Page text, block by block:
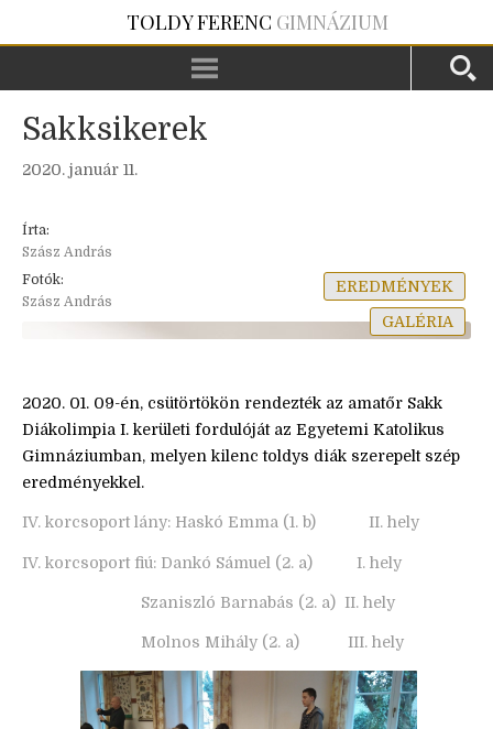
TOLDY FERENC GIMNÁZIUM
Sakksikerek
2020. január 11.
Írta:
Szász András
Fotók:
Szász András
EREDMÉNYEK
GALÉRIA
2020. 01. 09-én, csütörtökön rendezték az amatőr Sakk
Diákolimpia I. kerületi fordulóját az Egyetemi Katolikus
Gimnáziumban, melyen kilenc toldys diák szerepelt szép
eredményekkel.
IV. korcsoport lány: Haskó Emma (1. b) II. hely
IV. korcsoport fiú: Dankó Sámuel (2. a) I. hely
Szaniszló Barnabás (2. a) II. hely
Molnos Mihály (2. a) III. hely